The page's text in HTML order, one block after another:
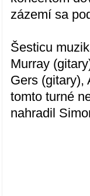
zázemí sa
Šesticu
Murray
Gers (gitary),
tomto turné
nahradil